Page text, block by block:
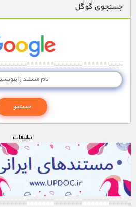
1900 تومان – لينک دانلود قسمت 5 (افزودن به سبد خريد)
1900 تومان – لينک دانلود قسمت 9 (افزودن به سبد خريد)
جستجوی گوگل
تبليغات